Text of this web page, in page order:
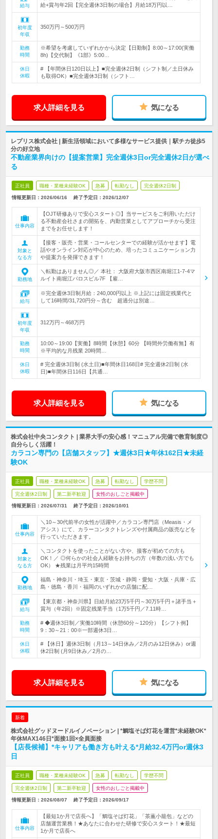
給与
給+賞与年2回【完全週休3日制の場合】月給18万円以…
初年度
年収
350万円～500万円
勤務
時間
※希望を考慮していずれかから決定【日勤制】8:00～17:00(実働
8h)【交代制】《1部》5:00…
休日
休暇
# 【年間休日120日以上】■完全週休2日制（シフト制／土日休み
も取得OK）■完全週休3日制（シフト…
求人詳細を見る 気になる
レプリス株式会社 | 新生活領域において多様なサービス提供｜駅チカ徒歩5
分の好立地
不動産業界向けの【提案営業】完全週休3日or完全週休2日が選べ
る
正社員 職種・業種未経験OK 急募 転勤なし 完全週休2日制
情報更新日：2026/06/16 終了予定日： 2026/12/07
仕事内容
【OJT研修ありで安心スタート◎】当サービスをご利用いただけ
る不動産会社さまの開拓を、内勤営業としてアプローチから受注
までをお任せします！
対象と
なる方
【接客・販売・営業・コールセンターでの経験が活かせます】電
話やオンライン対応が中心のため、培ったコミュニケーション力
や提案力を発揮できます！
勤務地
＼転勤はありません◎／ 本社： 大阪府大阪市西区南堀江1-7-4マ
ルイト南堀江パロスビル7F 【雇…
給与
※完全週休3日制月給：240,000円以上 ※上記には固定残業代と
して16時間/31,720円分～含む 超過分は別途…
初年度
年収
312万円～468万円
勤務
時間
10:00～19:00【実働】8時間【休憩】60分 【時間外労働有無】有
※平均的な月残業 20時間…
休日
休暇
# 完全週休3日制 (水土日)■年間休日168日# 完全週休2日制 (水
日)■年間休日116日【共通…
求人詳細を見る 気になる
株式会社中央コンタクト | 業界大手の安心感！マニュアル完備で教育制度◎
自分らしく活躍！
カラコン専門の【店舗スタッフ】★週休3日★年休162日★未経
験OK
正社員 職種・業種未経験OK 急募 転勤なし 学歴不問
完全週休2日制 第二新卒歓迎 女性のおしごと掲載中
情報更新日：2026/07/31 終了予定日： 2026/10/01
仕事内容
＼10～30代前半の女性が活躍中／カラコン専門店（Measis・メ
アシス）にて、カラーコンタクトレンズや付属商品の販売などを
行っていただきます。
対象と
なる方
＼コンタクトを使ったことがない方や、接客が初めての方も
OK！／ ◎何らかの社会人経験をお持ちの方（年数の浅い方でも
OK） ★残業は月平均15時間
勤務地
福島・神奈川・埼玉・東京・茨城・静岡・愛知・大阪・兵庫・広
島・徳島・香川・福岡のいずれかの店舗に配…
給与
【東京都・神奈川県】日給月給23万5千円～30万5千円＋諸手当＋
賞与（年2回）※固定残業手当（1万5千円／7.11時…
勤務
時間
# ◆週休3日制／実働10時間（休憩60分～120分）【シフト例】
9：30～21：00※一部週休3日…
休日
休暇
# 【休日】週休3日制（月13～14日休み／2月のみ12日休み）or週
休2日制 (月9日休み／2月の…
求人詳細を見る 気になる
新着
株式会社グッドヌードルイノベーション | *鯛塩そば灯花を運営*未経験OK*
年休MAX146日*面接1回×全員面接
【店長候補】*キャリアも働き方も叶える*月給32.4万円or週休3
日
正社員 職種・業種未経験OK 急募 転勤なし 学歴不問
完全週休2日制 第二新卒歓迎 女性のおしごと掲載中
情報更新日：2026/08/07 終了予定日： 2026/09/17
仕事内容
【最短1か月で店長へ】「鯛塩そば灯花」「茶薫小籠包」などの
店舗運営業務！★あなたに合わせた研修で安心スタート！★最短
1か月で店長へ